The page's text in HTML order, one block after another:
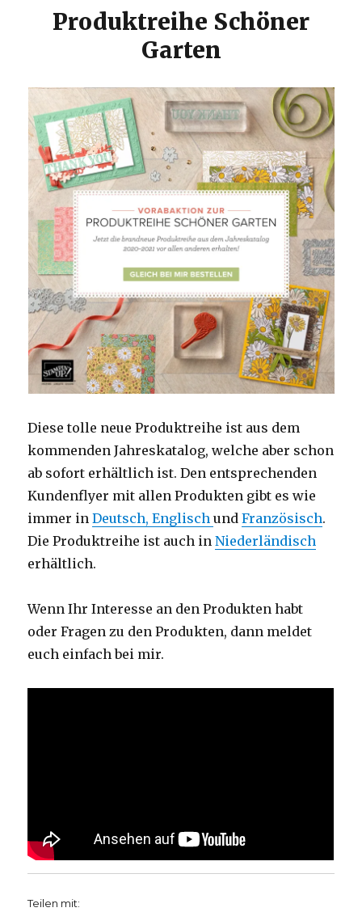
Produktreihe Schöner
Garten
Diese tolle neue Produktreihe ist aus dem
kommenden Jahreskatalog, welche aber schon
ab sofort erhältlich ist. Den entsprechenden
Kundenflyer mit allen Produkten gibt es wie
immer inDeutsch,EnglischundFranzösisch.
Die Produktreihe ist auch inNiederländisch
erhältlich.
Wenn Ihr Interesse an den Produkten habt
oder Fragen zu den Produkten, dann meldet
euch einfach bei mir.
Teilen mit: